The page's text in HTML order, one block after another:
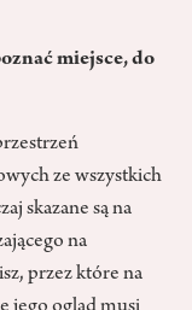
miejsce, do
ze wszystkich
skazane są na
na
przez które na